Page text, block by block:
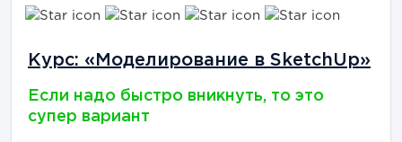
Курс: «Моделирование в SketchUp»
Если надо быстро вникнуть, то это
супер вариант